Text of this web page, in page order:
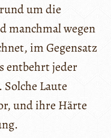
um die
manchmal wegen
im Gegensatz
entbehrt jeder
Laute
und ihre Härte